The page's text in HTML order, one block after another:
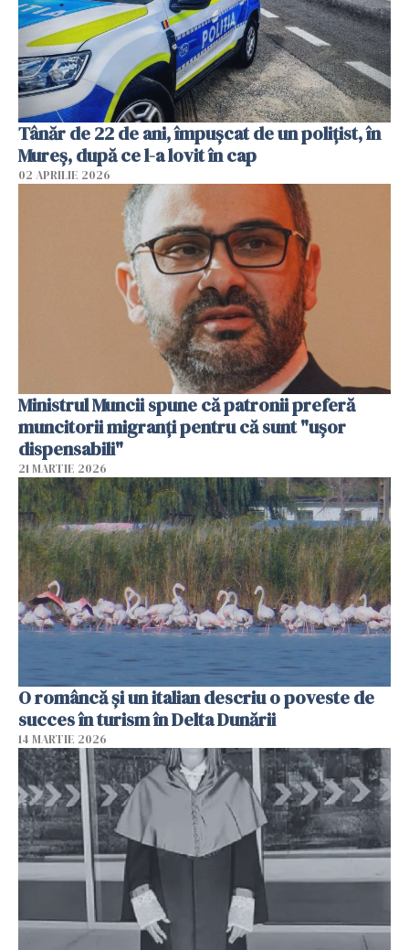
Tânăr de 22 de ani, împușcat de un polițist, în
Mureș, după ce l-a lovit în cap
02 APRILIE 2026
Ministrul Muncii spune că patronii preferă
muncitorii migranți pentru că sunt "uşor
dispensabili"
21 MARTIE 2026
O româncă și un italian descriu o poveste de
succes în turism în Delta Dunării
14 MARTIE 2026